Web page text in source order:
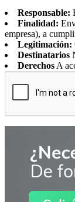
Responsable:
Finalidad:
empresa), a
Legitimación:
Destinatarios
Derechos A